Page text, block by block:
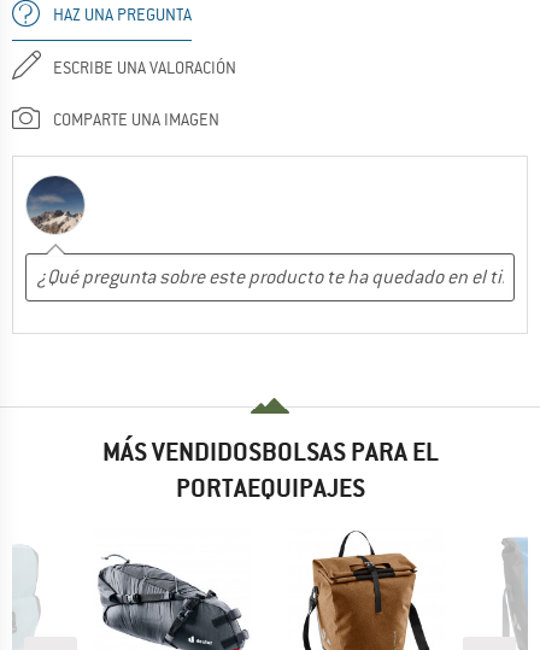
HAZ UNA PREGUNTA
ESCRIBE UNA VALORACIÓN
COMPARTE UNA IMAGEN
MÁS VENDIDOSBOLSAS PARA EL
PORTAEQUIPAJES